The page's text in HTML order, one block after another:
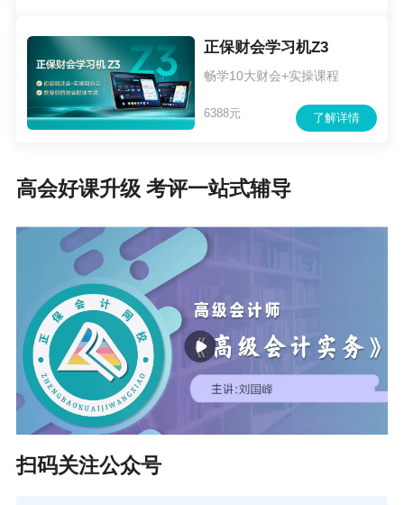
正保财会学习机Z3
畅学10大财会+实操课程
了解详情
6388元
高会好课升级 考评一站式辅导
扫码关注公众号